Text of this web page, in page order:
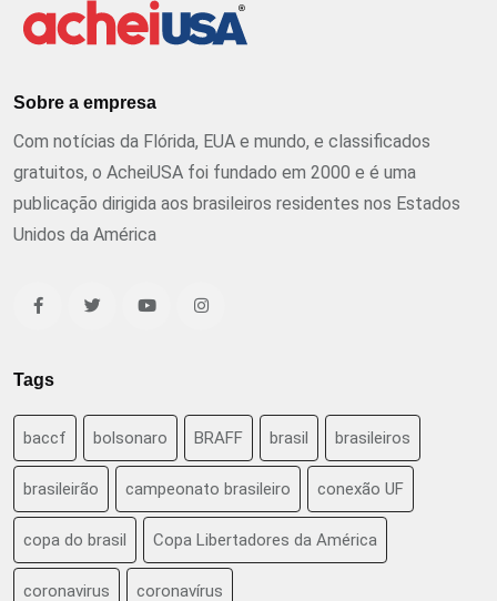
Sobre a empresa
Com notícias da Flórida, EUA e mundo, e classificados
gratuitos, o AcheiUSA foi fundado em 2000 e é uma
publicação dirigida aos brasileiros residentes nos Estados
Unidos da América
Tags
baccf bolsonaro BRAFF brasil brasileiros
brasileirão campeonato brasileiro conexão UF
copa do brasil Copa Libertadores da América
coronavirus coronavírus